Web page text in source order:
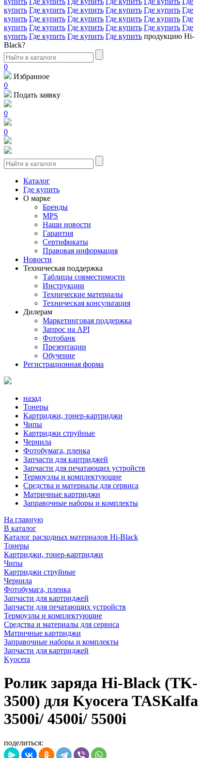
купить Где купить Где купить Где купить Где купить Где
купить Где купить Где купить Где купить Где купить Где
купить Где купить Где купить Где купить Где купить Где
купить Где купить Где купить Где купить продукцию Hi-
Black?
0
Избранное
0
Подать заявку
0
0
Каталог
Где купить
О марке
Бренды
MPS
Наши новости
Гарантия
Сертификаты
Правовая информация
Новости
Техническая поддержка
Таблицы совместимости
Инструкции
Технические материалы
Техническая консультация
Дилерам
Маркетинговая поддержка
Запрос на API
Фотобанк
Презентации
Обучение
Регистрационная форма
назад
Тонеры
Картриджи, тонер-картриджи
Чипы
Картриджи струйные
Чернила
Фотобумага, пленка
Запчасти для картриджей
Запчасти для печатающих устройств
Термоузлы и комплектующие
Средства и материалы для сервиса
Матричные картриджи
Заправочные наборы и комплекты
На главную
В каталог
Каталог расходных материалов Hi-Black
Тонеры
Картриджи, тонер-картриджи
Чипы
Картриджи струйные
Чернила
Фотобумага, пленка
Запчасти для картриджей
Запчасти для печатающих устройств
Термоузлы и комплектующие
Средства и материалы для сервиса
Матричные картриджи
Заправочные наборы и комплекты
Запчасти для картриджей
Kyocera
Ролик заряда Hi-Black (TK-
3500) для Kyocera TASKalfa
3500i/ 4500i/ 5500i
поделиться: